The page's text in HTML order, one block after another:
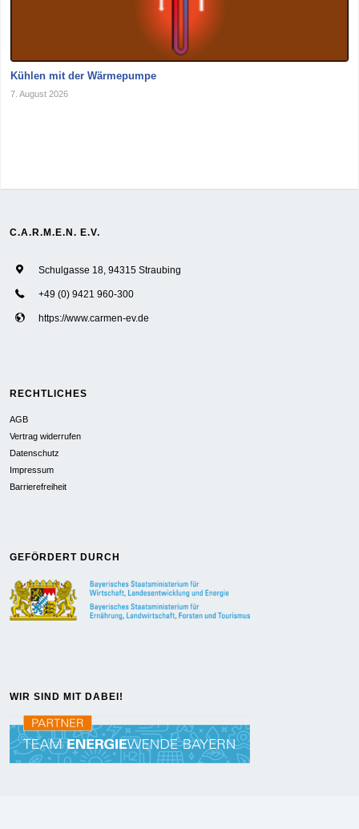
Kühlen mit der Wärmepumpe
7. August 2026
C.A.R.M.E.N. E.V.
Schulgasse 18, 94315 Straubing
+49 (0) 9421 960-300
https://www.carmen-ev.de
RECHTLICHES
AGB
Vertrag widerrufen
Datenschutz
Impressum
Barrierefreiheit
GEFÖRDERT DURCH
WIR SIND MIT DABEI!